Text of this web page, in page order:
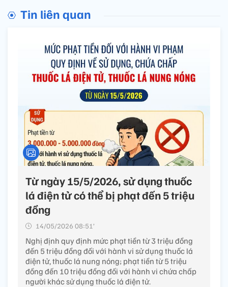
Tin liên quan
Từ ngày 15/5/2026, sử dụng thuốc
lá điện tử có thể bị phạt đến 5 triệu
đồng
14/05/2026 08:51’
Nghị định quy định mức phạt tiền từ 3 triệu đồng
đến 5 triệu đồng đối với hành vi sử dụng thuốc lá
điện tử, thuốc lá nung nóng; phạt tiền từ 5 triệu
đồng đến 10 triệu đồng đối với hành vi chứa chấp
người khác sử dụng thuốc lá điện tử.